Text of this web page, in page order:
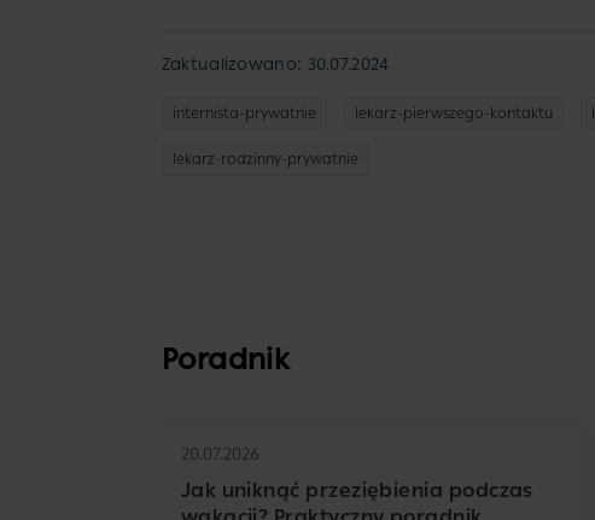
Zaktualizowano: 30.07.2024
internista-prywatnie lekarz-pierwszego-kontaktu
lekarz-rodzinny-prywatnie
Poradnik
20.07.2026
Jak uniknąć przeziębienia podczas